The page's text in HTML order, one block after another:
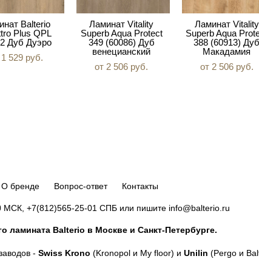
Balterio
Plus QPL
Дуб Дуэро
529 pуб.
Ламинат Vitality
Superb Aqua Protect
349 (60086) Дуб
венецианский
от 2 506 pуб.
Ламинат Vitality
Superb Aqua
388 (60913) Дуб
Макадамия
от 2 506 pуб.
О бренде Вопрос-ответ Контакты
МСК, +7(812)565-25-01 СПБ или пишите info@balterio.ru
Balterio в Москве и Санкт-Петербурге.
- Swiss Krono (Kronopol и My floor) и Unilin (Pergo и